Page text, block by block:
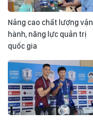
Nâng cao chất lượng vận
hành, năng lực quản trị
quốc gia